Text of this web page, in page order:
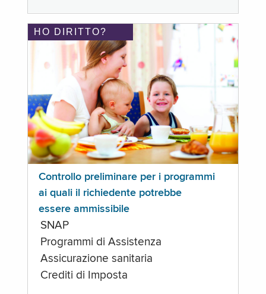
HO DIRITTO?
Controllo preliminare per i programmi
ai quali il richiedente potrebbe
essere ammissibile
SNAP
Programmi di Assistenza
Assicurazione sanitaria
Crediti di Imposta